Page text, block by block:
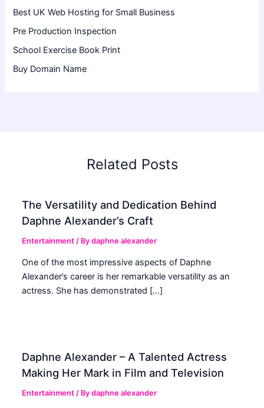
Best UK Web Hosting for Small Business
Pre Production Inspection
School Exercise Book Print
Buy Domain Name
Related Posts
The Versatility and Dedication Behind
Daphne Alexander’s Craft
Entertainment / Bydaphne alexander
One of the most impressive aspects of Daphne
Alexander’s career is her remarkable versatility as an
actress. She has demonstrated […]
Daphne Alexander – A Talented Actress
Making Her Mark in Film and Television
Entertainment / Bydaphne alexander